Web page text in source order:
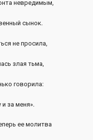
невредимым,
сынок.
не просила,
злая тьма,
говорила:
за меня».
ее молитва